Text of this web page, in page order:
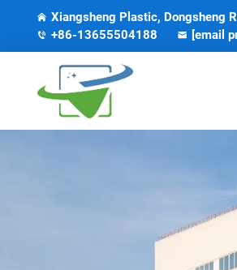
Xiangsheng Plastic, Dongsheng
+86-13655504188
[email